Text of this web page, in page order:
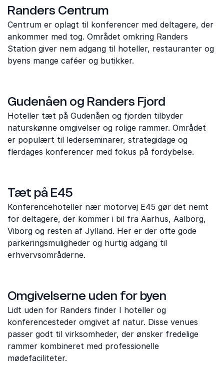
Randers Centrum
Centrum er oplagt til konferencer med deltagere, der
ankommer med tog. Området omkring Randers
Station giver nem adgang til hoteller, restauranter og
byens mange caféer og butikker.
Gudenåen og Randers Fjord
Hoteller tæt på Gudenåen og fjorden tilbyder
naturskønne omgivelser og rolige rammer. Området
er populært til lederseminarer, strategidage og
flerdages konferencer med fokus på fordybelse.
Tæt på E45
Konferencehoteller nær motorvej E45 gør det nemt
for deltagere, der kommer i bil fra Aarhus, Aalborg,
Viborg og resten af Jylland. Her er der ofte gode
parkeringsmuligheder og hurtig adgang til
erhvervsområderne.
Omgivelserne uden for byen
Lidt uden for Randers finder I hoteller og
konferencesteder omgivet af natur. Disse venues
passer godt til virksomheder, der ønsker fredelige
rammer kombineret med professionelle
mødefaciliteter.